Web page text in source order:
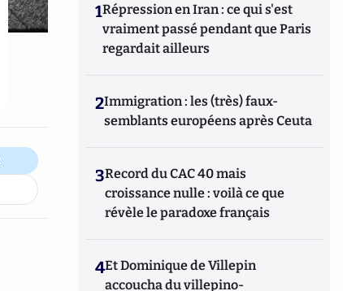
1Répression en Iran : ce qui s'est
vraiment passé pendant que Paris
regardait ailleurs
2Immigration : les (très) faux-
semblants européens après Ceuta
3Record du CAC 40 mais
croissance nulle : voilà ce que
révèle le paradoxe français
4Et Dominique de Villepin
accoucha du villepino-